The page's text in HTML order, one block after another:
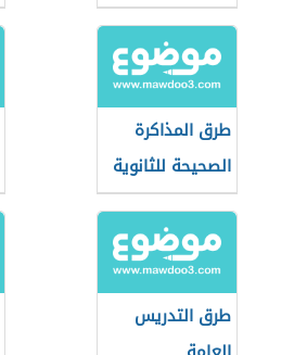
التدريس
طرق المذاكرة
الصحيحة للثانوية
العامة
طرق التدريس